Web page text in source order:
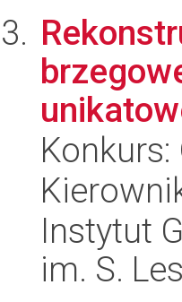
Konkurs:
Instytut
im. S.